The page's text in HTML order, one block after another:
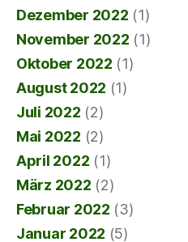
Dezember 2022 (1)
November 2022 (1)
Oktober 2022 (1)
August 2022 (1)
Juli 2022 (2)
Mai 2022 (2)
April 2022 (1)
März 2022 (2)
Februar 2022 (3)
Januar 2022 (5)